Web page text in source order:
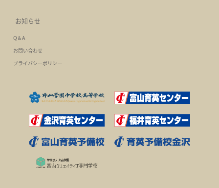
お知らせ
Q＆A
お問い合わせ
プライバシーポリシー